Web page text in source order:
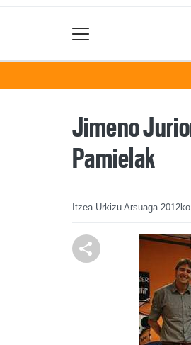
Jimeno
Pamielak
Itzea Urkizu Arsuaga